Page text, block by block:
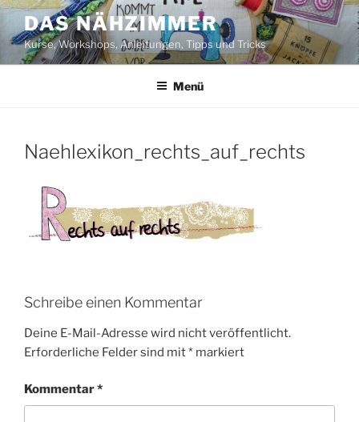
Zum
Inhalt
springen
DAS NÄHZIMMER
Kurse, Workshops, Anleitungen, Tipps und Tricks
Menü
Naehlexikon_rechts_auf_rechts
Schreibe einen Kommentar
Deine E-Mail-Adresse wird nicht veröffentlicht.
Erforderliche Felder sind mit* markiert
Kommentar*